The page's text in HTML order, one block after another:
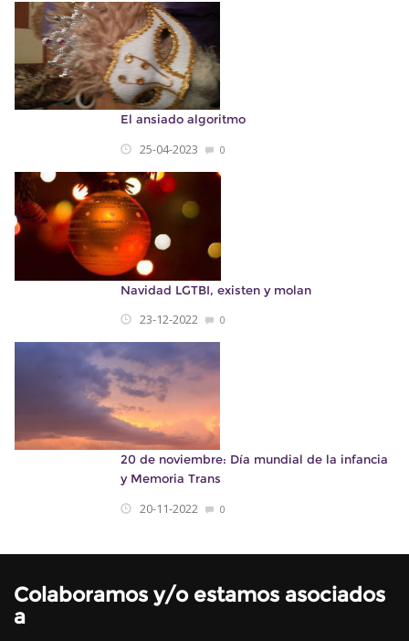
El ansiado algoritmo
25-04-2023 0
Navidad LGTBI, existen y molan
23-12-2022 0
20 de noviembre: Día mundial de la infancia
y Memoria Trans
20-11-2022 0
Colaboramos y/o estamos asociados
a